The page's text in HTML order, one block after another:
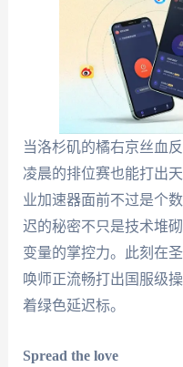
当洛杉矶的橘右京丝血
凌晨的排位赛也能打出
业加速器面前不过是个
迟的秘密不只是技术堆
变量的掌控力。此刻在
唤师正流畅打出国服级
着绿色延迟标。
Spread the love